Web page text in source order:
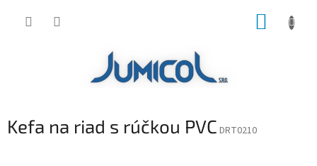
Kefa na riad s rúčkou PVC DRT0210